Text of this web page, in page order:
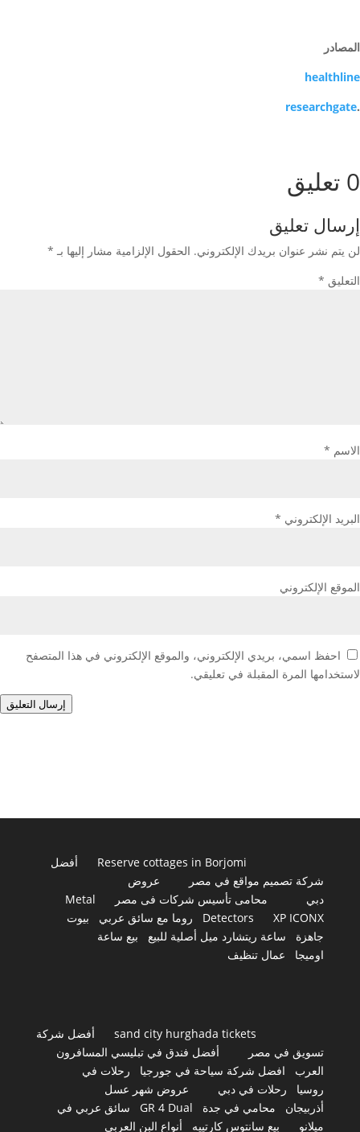
المصادر
healthline
.
researchgate
0 تعليق
إرسال تعليق
لن يتم نشر عنوان بريدك الإلكتروني. الحقول الإلزامية مشار إليها بـ *
التعليق *
الاسم *
البريد الإلكتروني *
الموقع الإلكتروني
احفظ اسمي، بريدي الإلكتروني، والموقع الإلكتروني في هذا المتصفح
لاستخدامها المرة المقبلة في تعليقي.
إرسال التعليق
Reserve cottages in Borjomi
أفضل
شركة تصميم مواقع في مصر
عروض
دبي
محامى تأسيس شركات فى مصر
Metal
Detectors
XP ICONX روما مع سائق عربي
بيوت
جاهزة
ساعة ريتشارد ميل أصلية للبيع
بيع ساعة
اوميجا
عمال تنظيف
sand city hurghada tickets
أفضل شركة
تسويق في مصر
أفضل فندق في تبليسي المسافرون
العرب
افضل شركة سياحة في جورجيا
رحلات في
روسيا
رحلات في دبي
عروض شهر عسل
أذربيجان
محامي في جدة GR 4 Dual
سائق عربي في
ميلانو
بيع سانتوس كارتييه أنواع البن العربي